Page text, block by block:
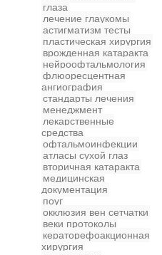
глаза
лечение глаукомы
астигматизм тесты
пластическая хирургия
врожденная катаракта
нейроофтальмология
флюоресцентная
ангиография
стандарты лечения
менеджмент
лекарственные
средства
офтальмоинфекции
атласы сухой глаз
вторичная катаракта
медицинская
документация
поуг
окклюзия вен сетчатки
веки протоколы
кераторефоакционная
хирургия